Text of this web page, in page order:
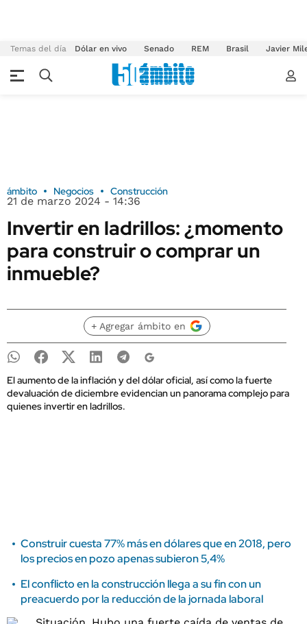
Temas del día Dólar en vivo Senado REM Brasil Javier
ámbito Negocios Construcción
21 de marzo 2024 - 14:36
Invertir en ladrillos: ¿momento
para construir o comprar un
inmueble?
+ Agregar ámbito en
El aumento de la inflación y del dólar oficial, así como la fuerte
devaluación de diciembre evidencian un panorama complejo para
quienes invertir en ladrillos.
Construir cuesta 77% más en dólares que en 2018, pero
los precios en pozo apenas subieron 5,4%
El conflicto en la construcción llega a su fin con un
preacuerdo por la reducción de la jornada laboral